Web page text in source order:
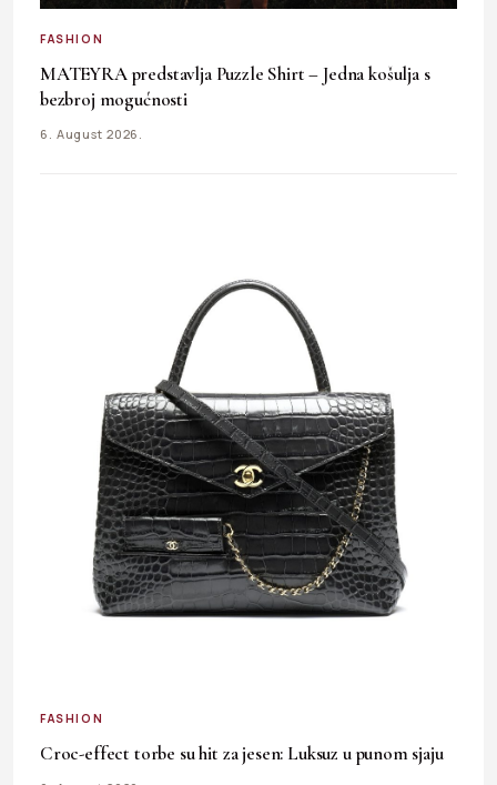
FASHION
MATEYRA predstavlja Puzzle Shirt – Jedna košulja s
bezbroj mogućnosti
6. August 2026.
FASHION
Croc-effect torbe su hit za jesen: Luksuz u punom sjaju